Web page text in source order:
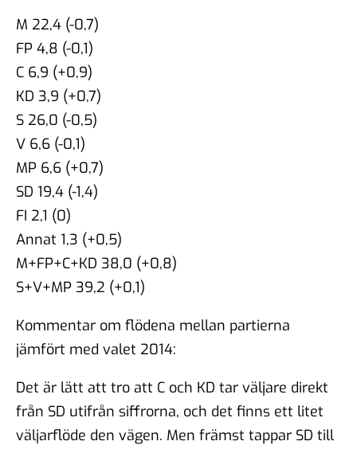
M 22,4 (-0,7)
FP 4,8 (-0,1)
C 6,9 (+0,9)
KD 3,9 (+0,7)
S 26,0 (-0,5)
V 6,6 (-0,1)
MP 6,6 (+0,7)
SD 19,4 (-1,4)
FI 2,1 (0)
Annat 1,3 (+0,5)
M+FP+C+KD 38,0 (+0,8)
S+V+MP 39,2 (+0,1)
Kommentar om flödena mellan partierna
jämfört med valet 2014:
Det är lätt att tro att C och KD tar väljare direkt
från SD utifrån siffrorna, och det finns ett litet
väljarflöde den vägen. Men främst tappar SD till